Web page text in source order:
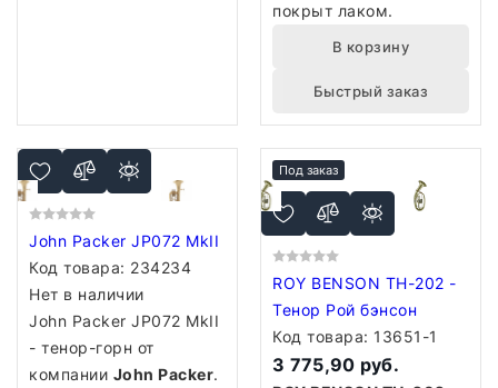
покрыт лаком.
В корзину
Быстрый заказ
John Packer JP072 MkII
Код товара: 234234
Нет в наличии
John Packer JP072 MkII
- тенор-горн от
компании John Packer.
Под заказ
ROY BENSON TH-202 -
Тенор Рой бэнсон
Код товара: 13651-1
3 775,90 руб.